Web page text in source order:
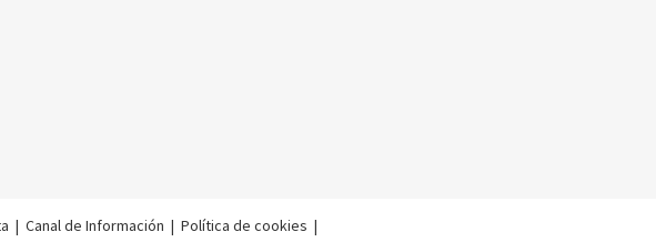
| Canal de Información | Política de cookies |